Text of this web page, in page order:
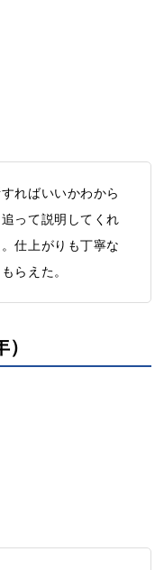
ればいいかわから
って説明してくれ
仕上がりも丁寧な
らえた。